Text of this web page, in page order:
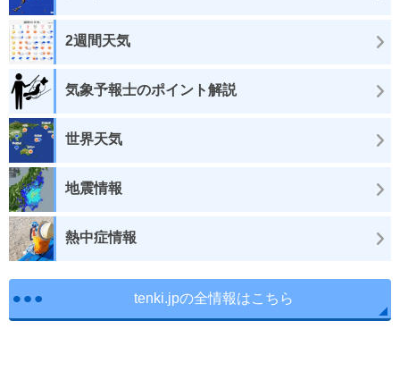
2週間天気
気象予報士のポイント解説
世界天気
地震情報
熱中症情報
tenki.jpの全情報はこちら